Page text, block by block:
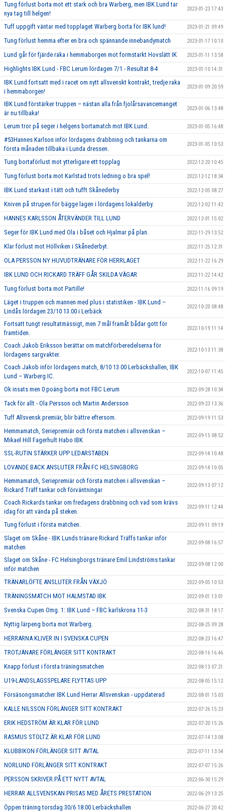
Tung förlust borta mot ett stark och bra Warberg, men IBK Lund tar
nya tag till helgen!
2023-01-23 17:43
Tuff uppgift väntar med topplaget Warberg borta för IBK lund! 2023-01-21 09:49
Tung förlust hemma efter en bra och spännande innebandymatch 2023-01-17 10:10
Lund går för fjärde raka i hemmaborgen mot formstarkt Hovslätt IK 2023-01-11 13:58
Highlights IBK Lund - FBC Lerum lördagen 7/1 - Resultat 8-4 2023-01-10 14:31
IBK Lund fortsatt med i racet om nytt allsvenskt kontrakt, tredje raka
i hemmaborgen!
2023-01-09 20:59
IBK Lund förstärker truppen – nästan alla från fjolårsavancemanget
är nu tillbaka!
2023-01-06 13:48
Lerum tror på seger i helgens bortamatch mot IBK Lund. 2023-01-05 16:48
#53Hannes Karlson inför lördagens drabbning och tankarna om
första månaden tillbaka i Lunda dressen.
2023-01-05 10:53
Tung bortaförlust mot ytterligare ett topplag 2022-12-20 10:45
Tung förlust borta mot Karlstad trots ledning o bra spel! 2022-12-12 18:34
IBK Lund starkast i tätt och tufft Skånederby 2022-12-05 08:27
Kniven på strupen för bägge lagen i lördagens lokalderby. 2022-12-02 11:42
HANNES KARLSSON ÅTERVÄNDER TILL LUND 2022-12-01 15:02
Seger för IBK Lund med Ola i båset och Hjalmar på plan. 2022-11-29 13:52
Klar förlust mot Höllviken i Skånederbyt. 2022-11-25 12:31
OLA PERSSON NY HUVUDTRÄNARE FÖR HERRLAGET 2022-11-22 16:29
IBK LUND OCH RICKARD TRÄFF GÅR SKILDA VÄGAR 2022-11-22 14:42
Tung förlust borta mot Partille! 2022-11-16 09:19
Läget i truppen och mannen med plus i statistiken - IBK Lund –
Lindås lördagen 23/10 13.00 i Lerbäck
2022-10-20 08:48
Fortsatt tungt resultatmässigt, men 7 mål framåt bådar gott för
framtiden.
2022-10-19 11:14
Coach Jakob Eriksson berättar om matchförberedelserna för
lördagens sargvakter.
2022-10-13 11:38
Coach Jakob inför lördagens match, 8/10 13.00 Lerbäckshallen, IBK
Lund – Warberg IC.
2022-10-07 11:45
Ok insats men 0 poäng borta mot FBC Lerum 2022-09-28 10:34
Tack för allt - Ola Persson och Martin Andersson 2022-09-23 13:36
Tuff Allsvensk premiär, blir bättre eftersom. 2022-09-19 11:53
Hemmamatch, Seriepremiär och första matchen i allsvenskan –
Mikael Hill Fagerhult Habo IBK
2022-09-15 08:52
SSL-RUTIN STÄRKER UPP LEDARSTABEN 2022-09-14 10:48
LOVANDE BACK ANSLUTER FRÅN FC HELSINGBORG 2022-09-14 10:05
Hemmamatch, Seriepremiär och första matchen i allsvenskan –
Rickard Träff tankar och förväntningar
2022-09-13 07:12
Coach Rickards tankar om fredagens drabbning och vad som krävs
idag för att vända på steken.
2022-09-11 12:44
Tung förlust i första matchen. 2022-09-11 09:19
Slaget om Skåne - IBK Lunds tränare Rickard Träffs tankar inför
matchen
2022-09-08 16:57
Slaget om Skåne - FC Helsingborgs tränare Emil Lindströms tankar
inför matchen
2022-09-08 12:00
TRÄNARLÖFTE ANSLUTER FRÅN VÄXJÖ 2022-09-05 10:53
TRÄNINGSMATCH MOT HALMSTAD IBK 2022-09-01 13:01
Svenska Cupen Omg. 1: IBK Lund – FBC karlskrona 11-3 2022-08-31 18:17
Nyttig lärpeng borta mot Warberg. 2022-08-25 09:28
HERRARNA KLIVER IN I SVENSKA CUPEN 2022-08-23 16:47
TROTJÄNARE FÖRLÄNGER SITT KONTRAKT 2022-08-16 16:46
Knapp förlust i första träningsmatchen 2022-08-13 07:21
U19-LANDSLAGSSPELARE FLYTTAS UPP 2022-08-05 15:12
Försäsongsmatcher IBK Lund Herrar Allsvenskan - uppdaterad 2022-08-01 15:03
KALLE NILSSON FÖRLÄNGER SITT KONTRAKT 2022-07-26 15:23
ERIK HEDSTRÖM ÄR KLAR FÖR LUND 2022-07-20 15:26
RASMUS STOLTZ ÄR KLAR FÖR LUND 2022-07-14 13:08
KLUBBIKON FÖRLÄNGER SITT AVTAL 2022-07-11 13:54
NORLUND FÖRLÄNGER SITT KONTRAKT 2022-07-07 15:26
PERSSON SKRIVER PÅ ETT NYTT AVTAL 2022-06-30 15:29
HERRAR ALLSVENSKAN PRISAS MED ÅRETS PRESTATION 2022-06-29 13:25
Öppen träning torsdag 30/6 18:00 Lerbäckshallen 2022-06-27 20:42